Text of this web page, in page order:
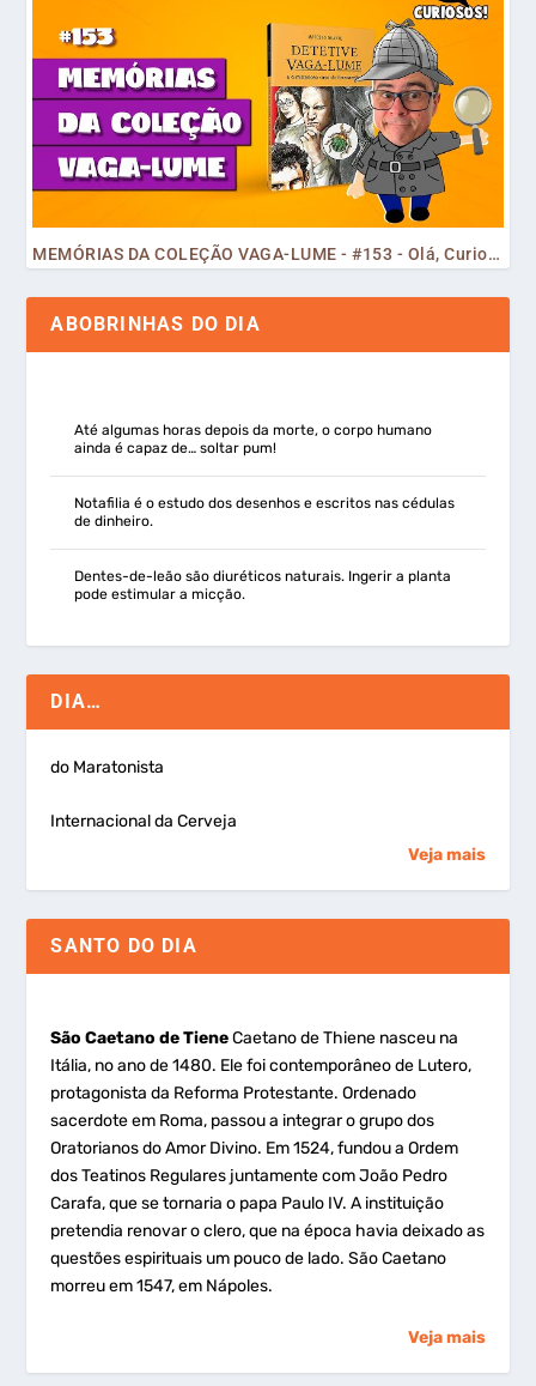
MEMÓRIAS DA COLEÇÃO VAGA-LUME - #153 - Olá, Curiosos! 2023
ABOBRINHAS DO DIA
Até algumas horas depois da morte, o corpo humano
ainda é capaz de… soltar pum!
Notafilia é o estudo dos desenhos e escritos nas cédulas
de dinheiro.
Dentes-de-leão são diuréticos naturais. Ingerir a planta
pode estimular a micção.
DIA…
do Maratonista
Internacional da Cerveja
Veja mais
SANTO DO DIA
São Caetano de TieneCaetano de Thiene nasceu na
Itália, no ano de 1480. Ele foi contemporâneo de Lutero,
protagonista da Reforma Protestante. Ordenado
sacerdote em Roma, passou a integrar o grupo dos
Oratorianos do Amor Divino. Em 1524, fundou a Ordem
dos Teatinos Regulares juntamente com João Pedro
Carafa, que se tornaria o papa Paulo IV. A instituição
pretendia renovar o clero, que na época havia deixado as
questões espirituais um pouco de lado. São Caetano
morreu em 1547, em Nápoles.
Veja mais